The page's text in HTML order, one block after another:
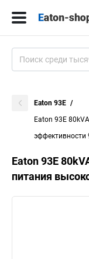
Eaton 93E
Eaton 93E
эффективности
Eaton 93E
питания